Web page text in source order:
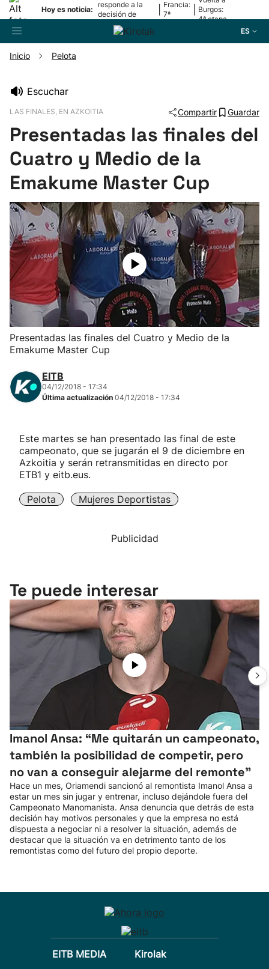
Hoy es noticia:
responde a la
decisión de
Oriamendi
Francia:
7ª
Burgos:
4ª etapa
ES
Pelota
Remo
Baloncesto
Ciclismo
Herri-kirolak
Balonmano
Kirolak 360
Atletismo
Más deportes
Inicio Pelota
Escuchar
LAS FINALES, EN AZKOITIA Compartir Guardar
Presentadas las finales del
Cuatro y Medio de la
Emakume Master Cup
Presentadas las finales del Cuatro y Medio de la
Emakume Master Cup
EITB
04/12/2018 - 17:34
Última actualización 04/12/2018 - 17:34
Este martes se han presentado las final de este
campeonato, que se jugarán el 9 de diciembre en
Azkoitia y serán retransmitidas en directo por
ETB1 y eitb.eus.
Pelota Mujeres Deportistas
Publicidad
Te puede interesar
Imanol Ansa: “Me quitarán un campeonato,
también la posibilidad de competir, pero
no van a conseguir alejarme del remonte"
Hace un mes, Oriamendi sancionó al remontista Imanol Ansa a
estar un mes sin jugar y entrenar, incluso dejándole fuera del
Campeonato Manomanista. Ansa denuncia que detrás de esta
decisión hay motivos personales y que la empresa no está
dispuesta a negociar ni a resolver la situación, además de
destacar que la situación va en detrimento tanto de los
remontistas como del futuro del propio deporte.
EITB MEDIA
Kirolak